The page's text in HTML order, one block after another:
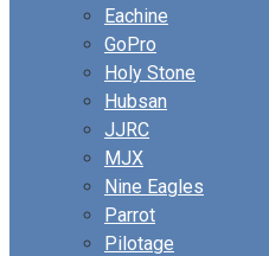
Eachine
GoPro
Holy Stone
Hubsan
JJRC
MJX
Nine Eagles
Parrot
Pilotage